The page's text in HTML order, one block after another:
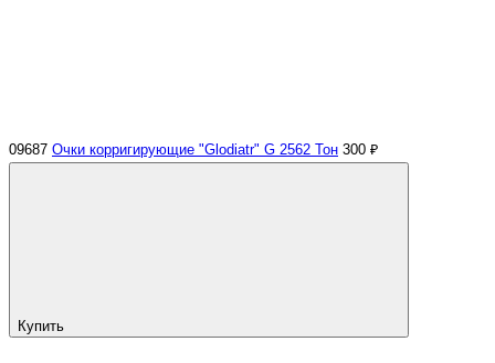
09687 Очки корригирующие "Glodiatr" G 2562 Тон 300 ₽
Купить